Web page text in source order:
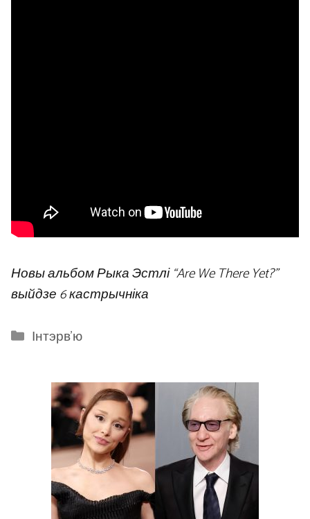
Новы альбом Рыка Эстлі “Are We There Yet?”
выйдзе 6 кастрычніка
Categories
Інтэрв'ю